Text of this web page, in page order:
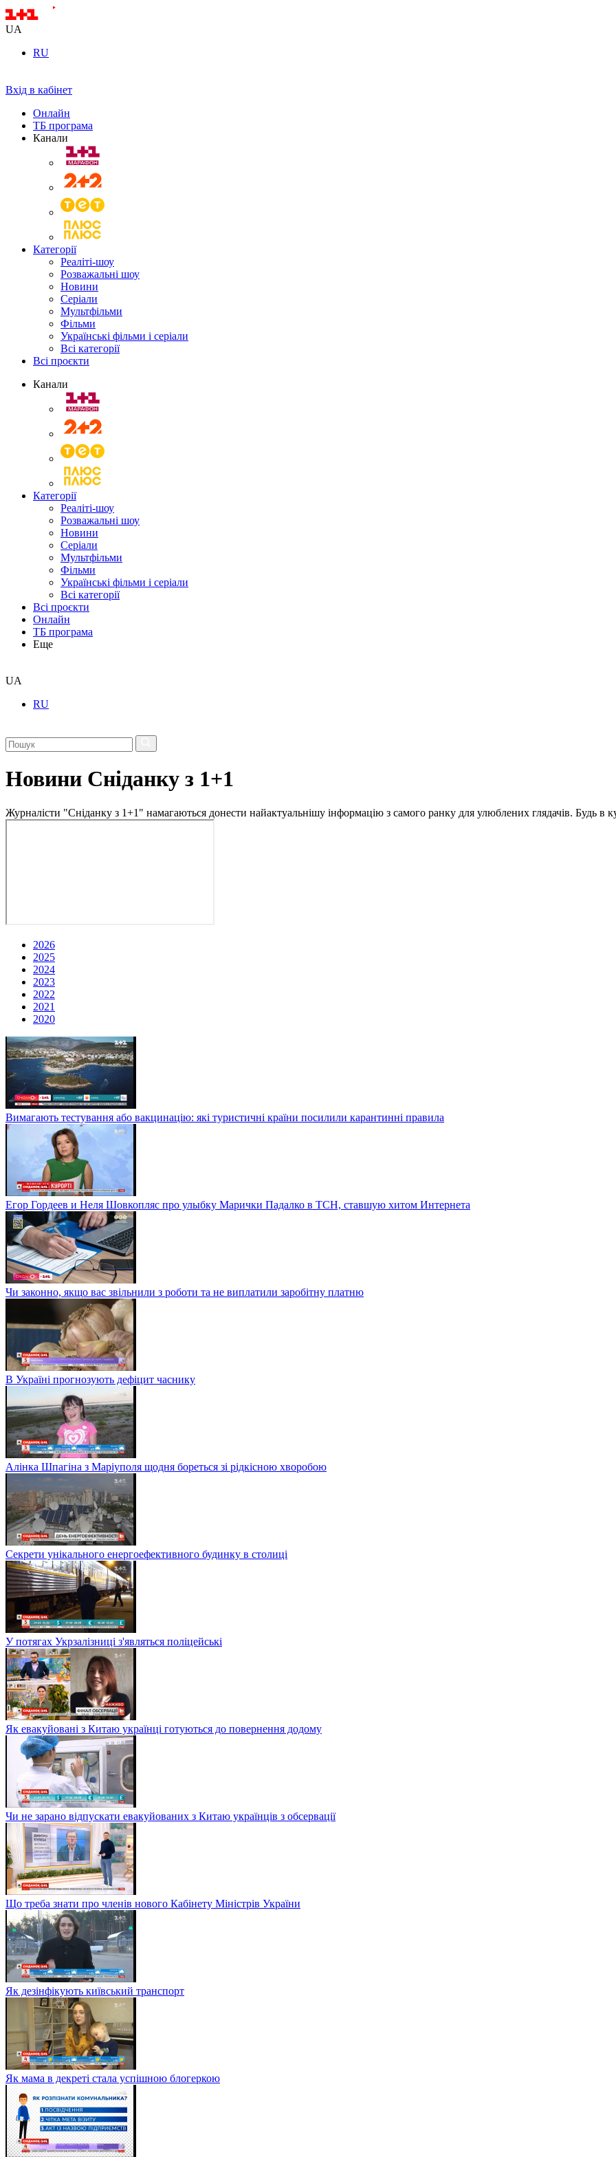
UA
RU
Вхід в кабінет
Онлайн
ТБ програма
Канали
Категорії
Реаліті-шоу
Розважальні шоу
Новини
Серіали
Мультфільми
Фільми
Українські фільми і серіали
Всі категорії
Всі проєкти
Канали
Категорії
Реаліті-шоу
Розважальні шоу
Новини
Серіали
Мультфільми
Фільми
Українські фільми і серіали
Всі категорії
Всі проєкти
Онлайн
ТБ програма
Еще
UA
RU
Новини Сніданку з 1+1
Журналісти "Сніданку з 1+1" намагаються донести найактуальнішу інформацію з самого ранку для улюблених глядачів. Будь в
2026
2025
2024
2023
2022
2021
2020
Вимагають тестування або вакцинацію: які туристичні країни посилили карантинні правила
Егор Гордеев и Неля Шовкопляс про улыбку Марички Падалко в ТСН, ставшую хитом Интернета
Чи законно, якщо вас звільнили з роботи та не виплатили заробітну платню
В Україні прогнозують дефіцит часнику
Алінка Шпагіна з Маріуполя щодня бореться зі рідкісною хворобою
Секрети унікального енергоефективного будинку в столиці
У потягах Укрзалізниці з'являться поліцейські
Як евакуйовані з Китаю українці готуються до повернення додому
Чи не зарано відпускати евакуйованих з Китаю українців з обсервації
Що треба знати про членів нового Кабінету Міністрів України
Як дезінфікують київський транспорт
Як мама в декреті стала успішною блогеркою